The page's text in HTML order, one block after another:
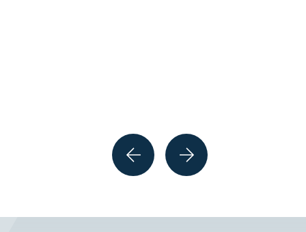
Previous Next